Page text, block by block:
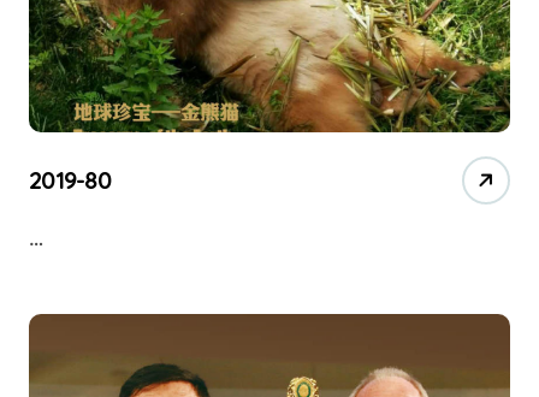
2019-80
…